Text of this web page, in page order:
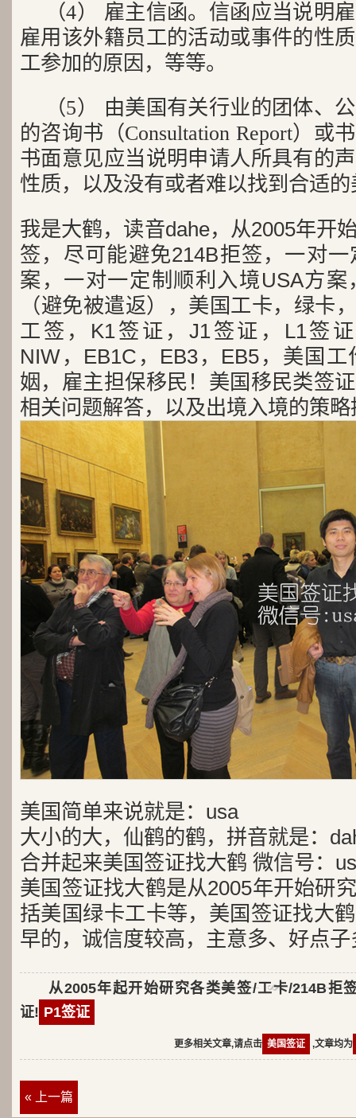
（4） 雇主信函。信函应当说明
雇用该外籍员工的活动或事件的性
工参加的原因，等等。
（5） 由美国有关行业的团体、
的咨询书（Consultation Report）或
书面意见应当说明申请人所具有的
性质，以及没有或者难以找到合适
我是大鹤，读音dahe，从2005年开
签，尽可能避免214B拒签，一对
案，一对一定制顺利入境USA方
（避免被遣返），美国工卡，绿卡
工签，K1签证，J1签证，L1签
NIW，EB1C，EB3，EB5，美国
姻，雇主担保移民！美国移民类签
相关问题解答，以及出境入境的策
美国简单来说就是：usa
大小的大，仙鹤的鹤，拼音就是：
合并起来美国签证找大鹤 微信号：
美国签证找大鹤是从2005年开始研
括美国绿卡工卡等，美国签证找大
早的，诚信度较高，主意多、好点子
从2005年起开始研究各类美签/工卡/214B拒
证! P1签证
更多相关文章,请点击 美国签证 ,文章均为
« 上一篇